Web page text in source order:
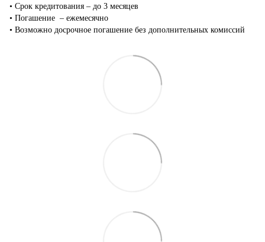
•‎ Срок кредитования – до 3 месяцев
•‎ Погашение – ежемесячно
•‎ Возможно досрочное погашение без дополнительных комиссий